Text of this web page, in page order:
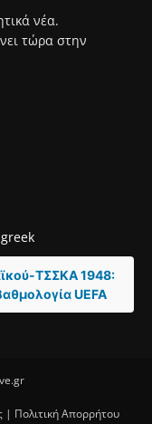
νέα.
τώρα στην
ΤΣΣΚΑ 1948:
UEFA
| Πολιτική Απορρήτου